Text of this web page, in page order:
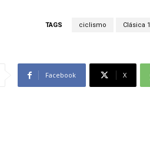
TAGS ciclismo Clásica
Facebook X